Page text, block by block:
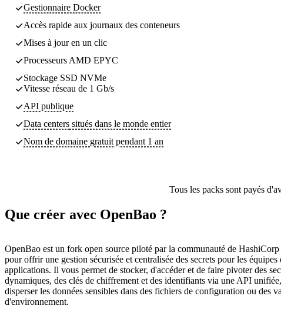
Gestionnaire Docker
Accès rapide aux journaux des conteneurs
Mises à jour en un clic
Processeurs AMD EPYC
Stockage SSD NVMe
Vitesse réseau de 1 Gb/s
API publique
Data centers situés dans le monde entier
Nom de domaine gratuit pendant 1 an
Tous les packs sont payés
Que créer avec OpenBao ?
OpenBao est un fork open source piloté par la communauté de
pour offrir une gestion sécurisée et centralisée des secrets pour les équipes
applications. Il vous permet de stocker, d'accéder et de faire pivoter des
dynamiques, des clés de chiffrement et des identifiants via une API
disperser les données sensibles dans des fichiers de configuration ou des
d'environnement.